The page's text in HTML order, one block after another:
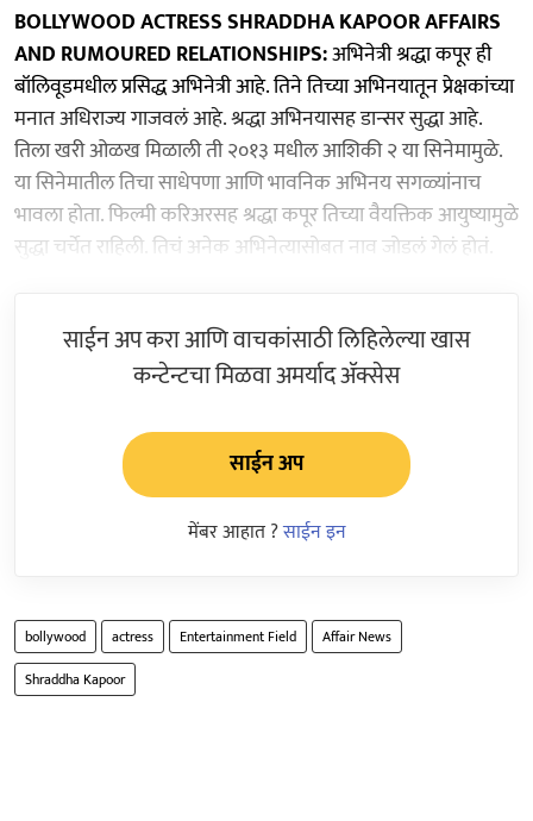
BOLLYWOOD ACTRESS SHRADDHA KAPOOR AFFAIRS
AND RUMOURED RELATIONSHIPS:अभिनेत्री श्रद्धा कपूर ही
बॉलिवूडमधील प्रसिद्ध अभिनेत्री आहे. तिने तिच्या अभिनयातून प्रेक्षकांच्या
मनात अधिराज्य गाजवलं आहे. श्रद्धा अभिनयासह डान्सर सुद्धा आहे.
तिला खरी ओळख मिळाली ती २०१३ मधील आशिकी २ या सिनेमामुळे.
या सिनेमातील तिचा साधेपणा आणि भावनिक अभिनय सगळ्यांनाच
भावला होता. फिल्मी करिअरसह श्रद्धा कपूर तिच्या वैयक्तिक आयुष्यामुळे
सुद्धा चर्चेत राहिली. तिचं अनेक अभिनेत्यासोबत नाव जोडलं गेलं होतं.
साईन अप करा आणि वाचकांसाठी लिहिलेल्या खास
कन्टेन्टचा मिळवा अमर्याद ॲक्सेस
साईन अप
मेंबर आहात ?साईन इन
bollywood actress Entertainment Field
Affair News
Shraddha Kapoor